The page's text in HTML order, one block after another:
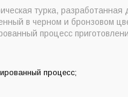
турка,
в черном и бронзовом
процесс
процесс;